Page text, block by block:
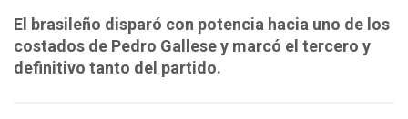
El brasileño disparó con potencia hacia uno de los
costados de Pedro Gallese y marcó el tercero y
definitivo tanto del partido.